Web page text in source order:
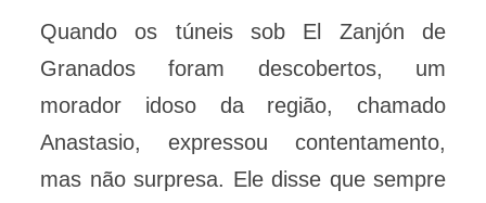
Quando os túneis sob El Zanjón de
Granados foram descobertos, um
morador idoso da região, chamado
Anastasio, expressou contentamento,
mas não surpresa. Ele disse que sempre